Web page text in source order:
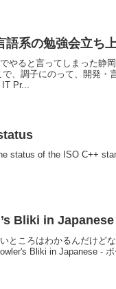
語系の勉強会立ち
やると言ってしまった静
、調子にのって、開発・
IT Pr...
status of the ISO C++
Bliki in Japanese
ところはわかるんだけど
Bliki in Japanese -